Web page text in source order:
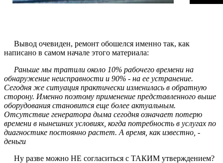
Вывод очевиден, ремонт обошелся именно так, как
написано в самом начале этого материала:
Раньше мы тратили около 10% рабочего времени на
обнаружение неисправности и 90% - на ее устранение.
Сегодня же ситуация практически изменилась в обратную
сторону. Именно поэтому применение представленного выше
оборудования становится еще более актуальным.
Отсутствие генератора дыма сегодня означает потерю
времени в нынешних условиях, когда потребность в услугах по
диагностике постоянно растет. А время, как известно, -
деньги
Ну разве можно НЕ согласиться с ТАКИМ утверждением?